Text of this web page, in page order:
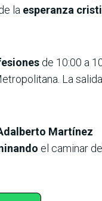
la esperanza
de 10:00 a
La
Martínez
el caminar